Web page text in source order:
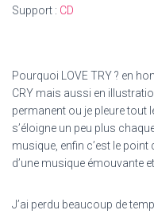
Support : CD
Pourquoi LOVE TRY ? en
CRY mais aussi en
permanent ou je pleure tout
s’éloigne un peu plus
musique, enfin c’est le
d’une musique émouvante
J’ai perdu beaucoup de